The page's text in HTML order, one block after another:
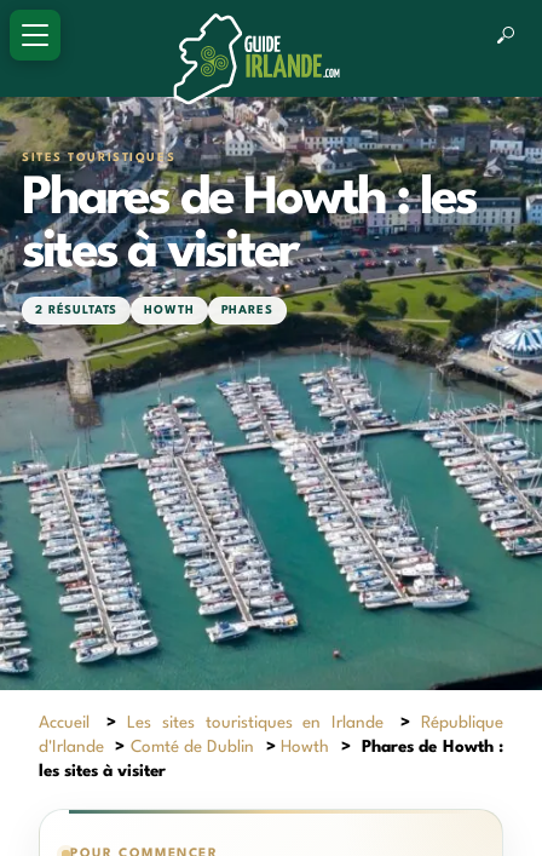
SITES TOURISTIQUES
Phares de Howth : les
sites à visiter
2 RÉSULTATS HOWTH PHARES
Accueil > Les sites touristiques en Irlande >
République
d'Irlande
> Comté de Dublin > Howth >
Phares de Howth :
les sites à visiter